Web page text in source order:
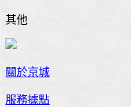
其他
關於京城
服務據點